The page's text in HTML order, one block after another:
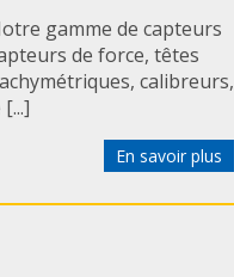
gamme de capteurs
de force, têtes
calibreurs,
En savoir plus